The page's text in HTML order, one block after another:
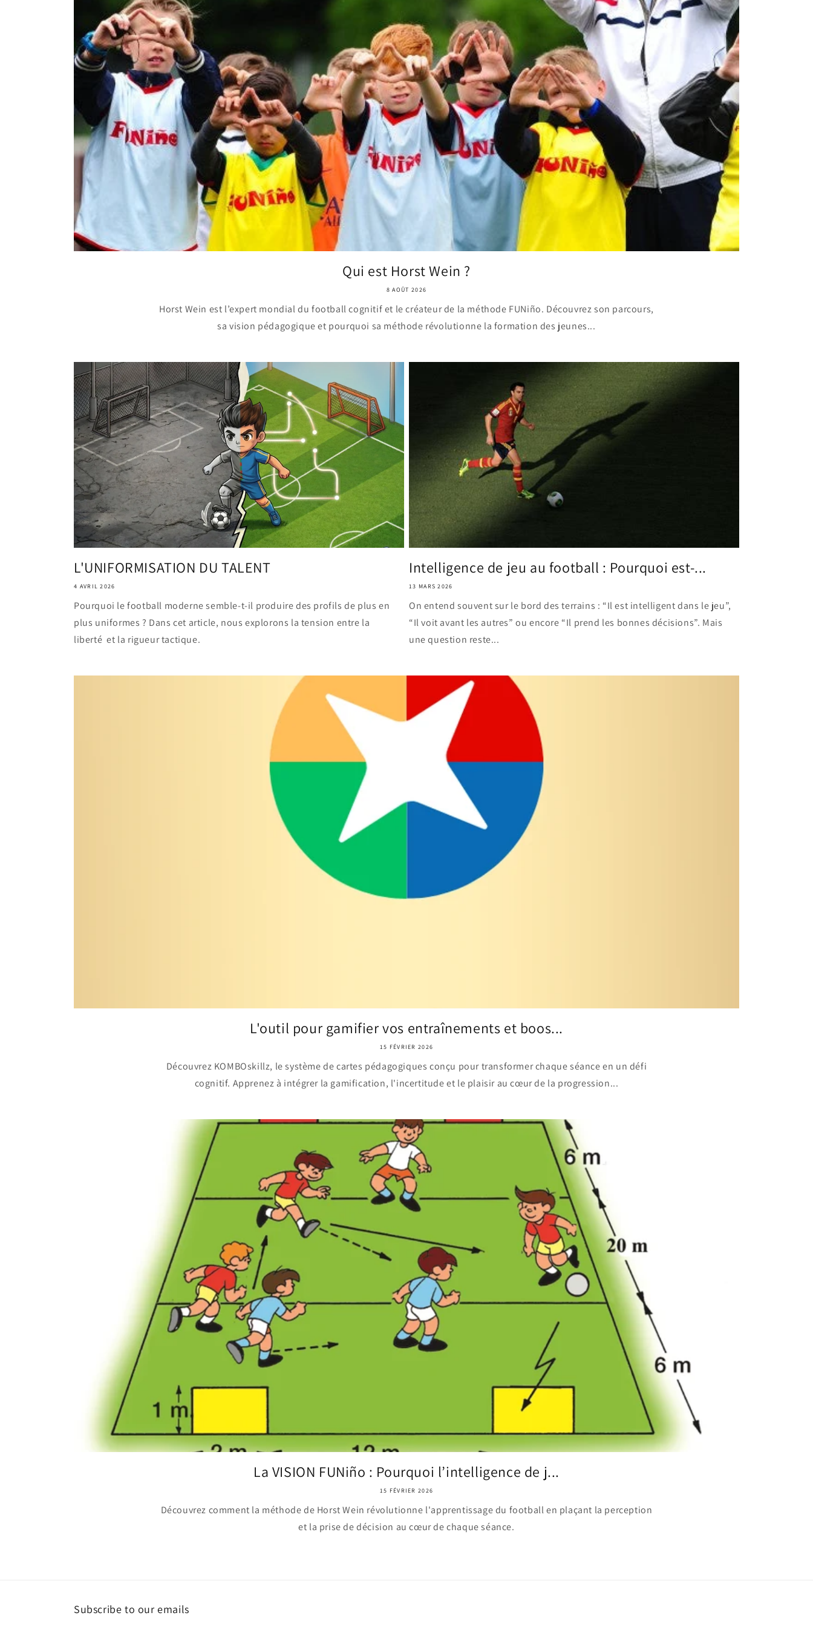
Qui est Horst Wein ?
8 AOÛT 2026
Horst Wein est l’expert mondial du football cognitif et le créateur de la méthode FUNiño. Découvrez son parcours,
sa vision pédagogique et pourquoi sa méthode révolutionne la formation des jeunes...
L'UNIFORMISATION DU TALENT
4 AVRIL 2026
Pourquoi le football moderne semble-t-il produire des profils de plus en
plus uniformes ? Dans cet article, nous explorons la tension entre la
liberté et la rigueur tactique.
Intelligence de jeu au football : Pourquoi est-...
13 MARS 2026
On entend souvent sur le bord des terrains : “Il est intelligent dans le jeu”,
“Il voit avant les autres” ou encore “Il prend les bonnes décisions”. Mais
une question reste...
L'outil pour gamifier vos entraînements et boos...
15 FÉVRIER 2026
Découvrez KOMBOskillz, le système de cartes pédagogiques conçu pour transformer chaque séance en un défi
cognitif. Apprenez à intégrer la gamification, l'incertitude et le plaisir au cœur de la progression...
La VISION FUNiño : Pourquoi l’intelligence de j...
15 FÉVRIER 2026
Découvrez comment la méthode de Horst Wein révolutionne l'apprentissage du football en plaçant la perception
et la prise de décision au cœur de chaque séance.
Subscribe to our emails